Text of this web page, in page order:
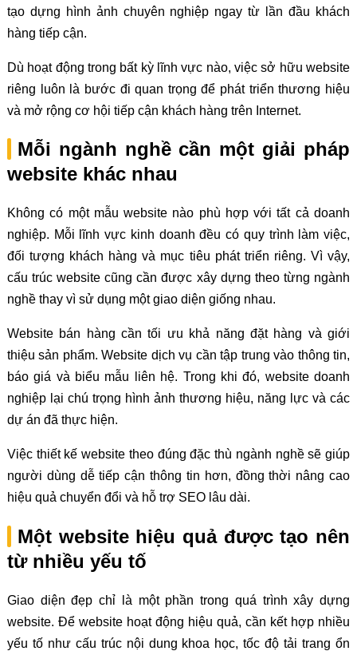
tạo dựng hình ảnh chuyên nghiệp ngay từ lần đầu khách
hàng tiếp cận.
Dù hoạt động trong bất kỳ lĩnh vực nào, việc sở hữu website
riêng luôn là bước đi quan trọng để phát triển thương hiệu
và mở rộng cơ hội tiếp cận khách hàng trên Internet.
Mỗi ngành nghề cần một giải pháp
website khác nhau
Không có một mẫu website nào phù hợp với tất cả doanh
nghiệp. Mỗi lĩnh vực kinh doanh đều có quy trình làm việc,
đối tượng khách hàng và mục tiêu phát triển riêng. Vì vậy,
cấu trúc website cũng cần được xây dựng theo từng ngành
nghề thay vì sử dụng một giao diện giống nhau.
Website bán hàng cần tối ưu khả năng đặt hàng và giới
thiệu sản phẩm. Website dịch vụ cần tập trung vào thông tin,
báo giá và biểu mẫu liên hệ. Trong khi đó, website doanh
nghiệp lại chú trọng hình ảnh thương hiệu, năng lực và các
dự án đã thực hiện.
Việc thiết kế website theo đúng đặc thù ngành nghề sẽ giúp
người dùng dễ tiếp cận thông tin hơn, đồng thời nâng cao
hiệu quả chuyển đổi và hỗ trợ SEO lâu dài.
Một website hiệu quả được tạo nên
từ nhiều yếu tố
Giao diện đẹp chỉ là một phần trong quá trình xây dựng
website. Để website hoạt động hiệu quả, cần kết hợp nhiều
yếu tố như cấu trúc nội dung khoa học, tốc độ tải trang ổn